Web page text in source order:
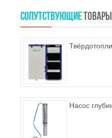
СОПУТСТВУЮЩИЕ ТОВАРЫ